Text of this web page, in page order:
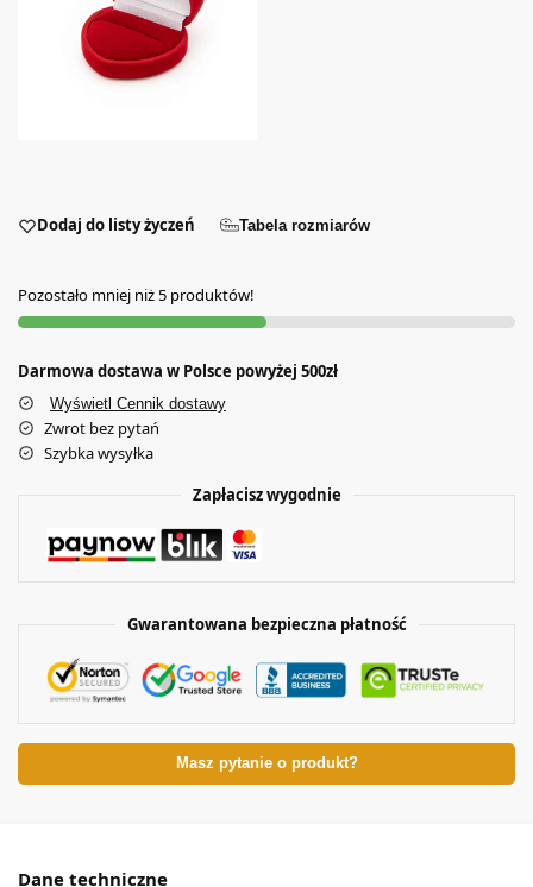
Dodaj do listy życzeń Tabela rozmiarów
Pozostało mniej niż 5 produktów!
Darmowa dostawa w Polsce powyżej 500zł
Wyświetl Cennik dostawy
Zwrot bez pytań
Szybka wysyłka
Zapłacisz wygodnie
Gwarantowana bezpieczna płatność
Masz pytanie o produkt?
Dane techniczne